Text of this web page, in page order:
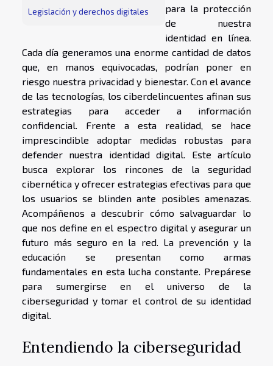
Legislación y derechos digitales
para la protección
de nuestra
identidad en línea.
Cada día generamos una enorme cantidad de datos
que, en manos equivocadas, podrían poner en
riesgo nuestra privacidad y bienestar. Con el avance
de las tecnologías, los ciberdelincuentes afinan sus
estrategias para acceder a información
confidencial. Frente a esta realidad, se hace
imprescindible adoptar medidas robustas para
defender nuestra identidad digital. Este artículo
busca explorar los rincones de la seguridad
cibernética y ofrecer estrategias efectivas para que
los usuarios se blinden ante posibles amenazas.
Acompáñenos a descubrir cómo salvaguardar lo
que nos define en el espectro digital y asegurar un
futuro más seguro en la red. La prevención y la
educación se presentan como armas
fundamentales en esta lucha constante. Prepárese
para sumergirse en el universo de la
ciberseguridad y tomar el control de su identidad
digital.
Entendiendo la ciberseguridad